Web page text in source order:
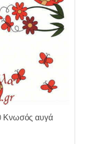
Κνωσός αυγά